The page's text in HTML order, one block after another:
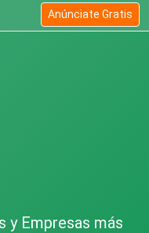
Anúnciate Gratis
y Empresas más